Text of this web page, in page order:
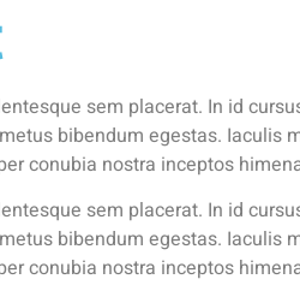
sem placerat. In id
bibendum egestas. Iaculis
conubia nostra inceptos
sem placerat. In id
bibendum egestas. Iaculis
conubia nostra inceptos